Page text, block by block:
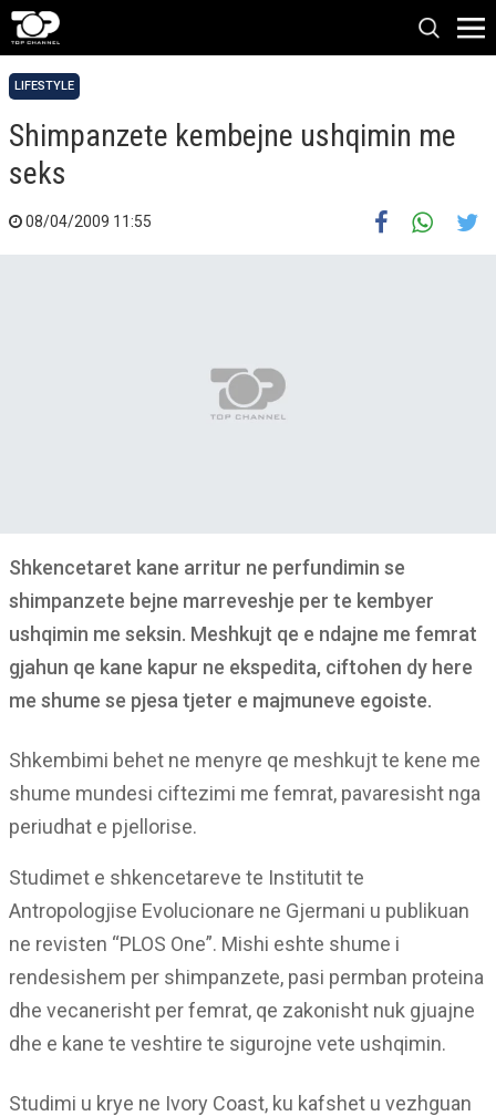
LIFESTYLE
Shimpanzete kembejne ushqimin me
seks
08/04/2009 11:55
Shkencetaret kane arritur ne perfundimin se
shimpanzete bejne marreveshje per te kembyer
ushqimin me seksin. Meshkujt qe e ndajne me femrat
gjahun qe kane kapur ne ekspedita, ciftohen dy here
me shume se pjesa tjeter e majmuneve egoiste.
Shkembimi behet ne menyre qe meshkujt te kene me
shume mundesi ciftezimi me femrat, pavaresisht nga
periudhat e pjellorise.
Studimet e shkencetareve te Institutit te
Antropologjise Evolucionare ne Gjermani u publikuan
ne revisten “PLOS One”. Mishi eshte shume i
rendesishem per shimpanzete, pasi permban proteina
dhe vecanerisht per femrat, qe zakonisht nuk gjuajne
dhe e kane te veshtire te sigurojne vete ushqimin.
Studimi u krye ne Ivory Coast, ku kafshet u vezhguan